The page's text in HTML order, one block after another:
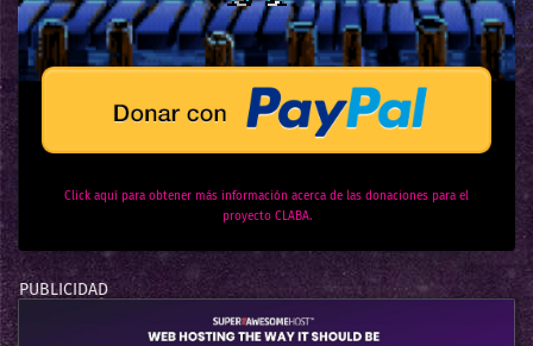
Click aquí para obtener más información acerca de las donaciones para el
proyecto CLABA.